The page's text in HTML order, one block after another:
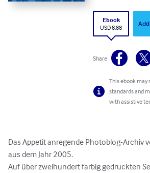
Ebook
USD 8.88
Share
This ebook
standards and
with assistive
Das Appetit anregende Photoblog-Archiv
aus dem Jahr 2005.
Auf über zweihundert farbig gedruckten